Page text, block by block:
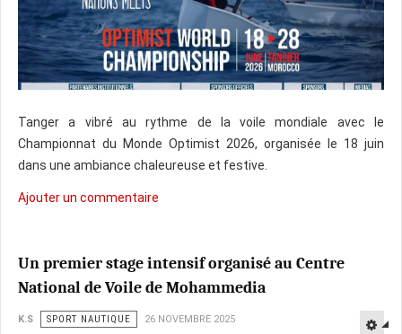
Tanger a vibré au rythme de la voile mondiale avec le
Championnat du Monde Optimist 2026, organisée le 18 juin
dans une ambiance chaleureuse et festive.
Ajouter un commentaire
Un premier stage intensif organisé au Centre
National de Voile de Mohammedia
K.S SPORT NAUTIQUE 26 NOVEMBRE 2025